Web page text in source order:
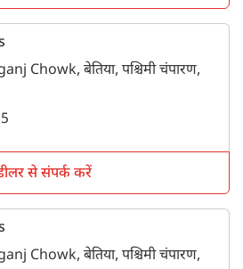
Chowk, बेतिया, पश्चिमी चंपारण,
से संपर्क करें
Chowk, बेतिया, पश्चिमी चंपारण,